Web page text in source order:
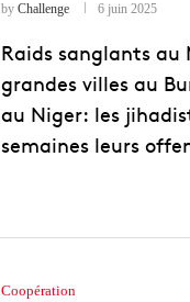
by Challenge 6 juin 2025
Raids sanglants au
grandes villes au
au Niger: les
semaines leurs
Coopération